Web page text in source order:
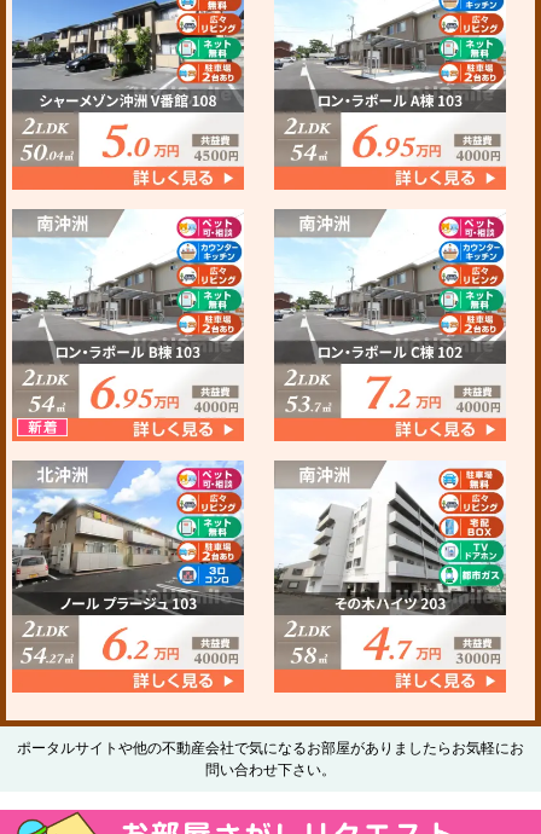
ポータルサイトや他の不動産会社で気になるお部屋がありましたらお気軽にお
問い合わせ下さい。